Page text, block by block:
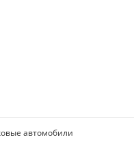
автомобили